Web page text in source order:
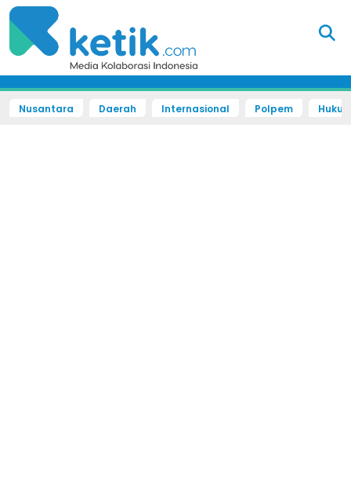
Nusantara Daerah Internasional Polpem